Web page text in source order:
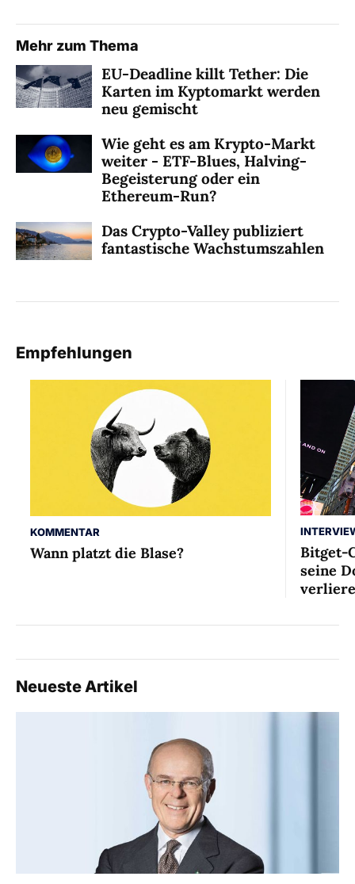
Mehr zum Thema
EU-Deadline killt Tether: Die
Karten im Kyptomarkt werden
neu gemischt
Wie geht es am Krypto-Markt
weiter - ETF-Blues, Halving-
Begeisterung oder ein
Ethereum-Run?
Das Crypto-Valley publiziert
fantastische Wachstumszahlen
Empfehlungen
KOMMENTAR
Wann platzt die Blase?
Bitget-
seine
Neueste Artikel